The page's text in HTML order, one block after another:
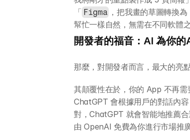
「 Figma ，把我畫的草圖轉換
幫忙一樣自然，無需在不同軟體之
開發者的福音：AI 為你的
那麼，對開發者而言，最大的亮
其顛覆性在於，你的 App 不再需
ChatGPT 會根據用戶的對話內
對，ChatGPT 就會智能地推薦
由 OpenAI 免費為你進行市場推